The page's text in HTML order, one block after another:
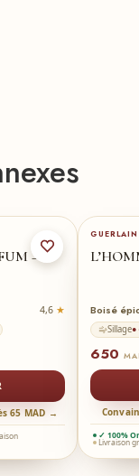
–
4,6
65 MAD →
GUERLAIN
Boisé
Sillage
650
✓ 100%
Livraison